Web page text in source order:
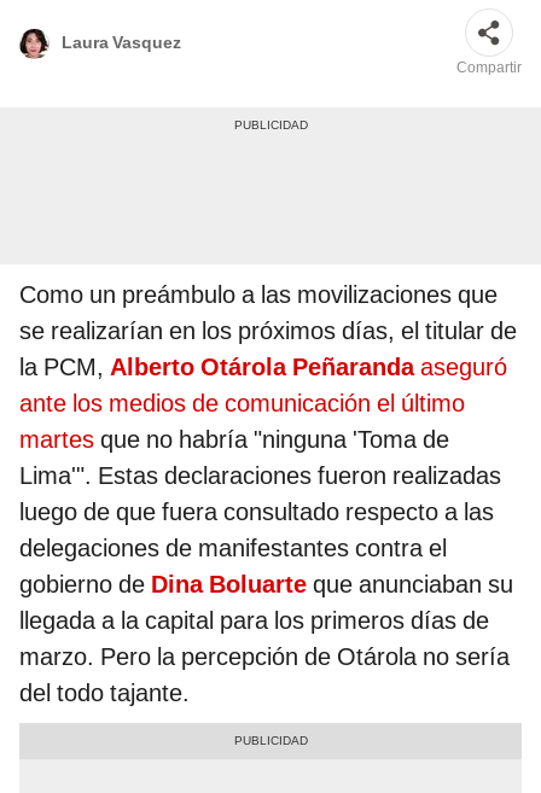
Laura Vasquez
Compartir
Como un preámbulo a las movilizaciones que
se realizarían en los próximos días, el titular de
la PCM, Alberto Otárola Peñarandaaseguró
ante los medios de comunicación el último
martes que no habría "ninguna 'Toma de
Lima'". Estas declaraciones fueron realizadas
luego de que fuera consultado respecto a las
delegaciones de manifestantes contra el
gobierno de Dina Boluarte que anunciaban su
llegada a la capital para los primeros días de
marzo. Pero la percepción de Otárola no sería
del todo tajante.